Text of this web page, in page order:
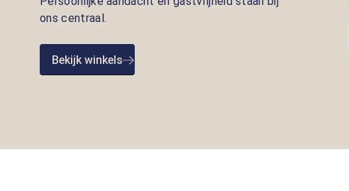
ons centraal.
Bekijk winkels